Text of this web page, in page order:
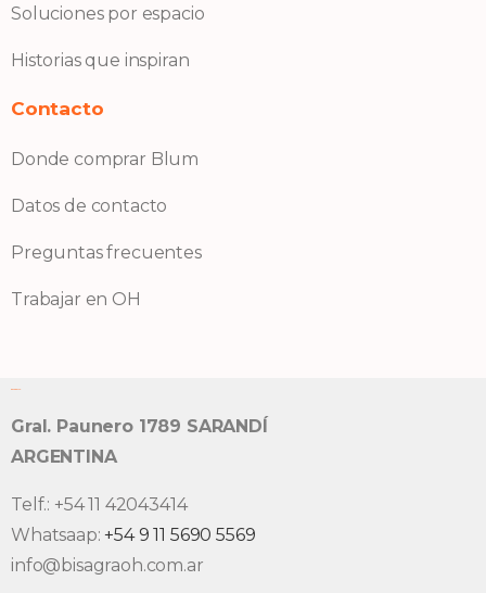
Soluciones por espacio
Historias que inspiran
Contacto
Donde comprar Blum
Datos de contacto
Preguntas frecuentes
Trabajar en OH
Gral. Paunero 1789 SARANDÍ
ARGENTINA
Telf.: +54 11 42043414
Whatsaap:+54 9 11 5690 5569
info@bisagraoh.com.ar